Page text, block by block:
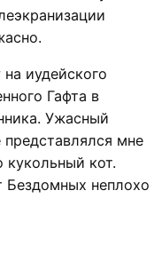
иудейского
Гафта в
Ужасный
мне
кот.
Бездомных неплохо